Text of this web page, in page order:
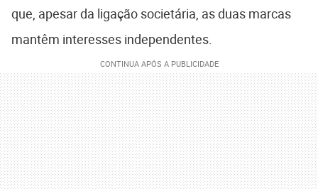
que, apesar da ligação societária, as duas marcas
mantêm interesses independentes.